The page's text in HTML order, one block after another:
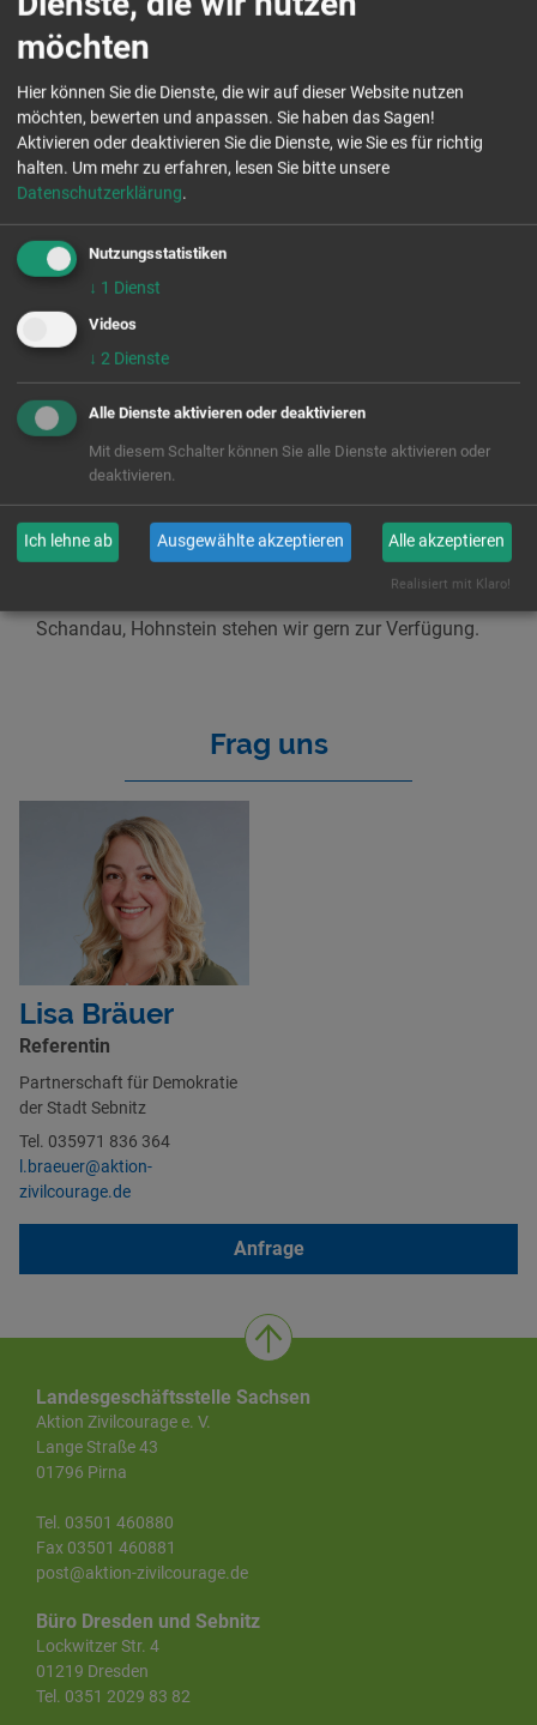
Der Besuch im Sebnitzer Büro war gekrönt mit dem
schönsten Winterwetter, und der Besuch war für das
gesamte Team stärkend.
Schandau, Hohnstein stehen wir gern zur Verfügung.
Frag uns
Lisa Bräuer
Referentin
Partnerschaft für Demokratie
der Stadt Sebnitz
Tel. 035971 836 364
l.braeuer@aktion-
zivilcourage.de
Anfrage
Landesgeschäftsstelle Sachsen
Aktion Zivilcourage e. V.
Lange Straße 43
01796 Pirna
Tel. 03501 460880
Fax 03501 460881
post@aktion-zivilcourage.de
Büro Dresden und Sebnitz
Lockwitzer Str. 4
01219 Dresden
Tel. 0351 2029 83 82
möchten
Hier können Sie die Dienste, die wir auf dieser Website nutzen
möchten, bewerten und anpassen. Sie haben das Sagen!
Aktivieren oder deaktivieren Sie die Dienste, wie Sie es für richtig
halten. Um mehr zu erfahren, lesen Sie bitte unsere
Datenschutzerklärung.
Nutzungsstatistiken
↓ 1 Dienst
Videos
↓ 2 Dienste
Alle Dienste aktivieren oder deaktivieren
Mit diesem Schalter können Sie alle Dienste aktivieren oder
deaktivieren.
Ich lehne ab Ausgewählte akzeptieren Alle akzeptieren
Realisiert mit Klaro!